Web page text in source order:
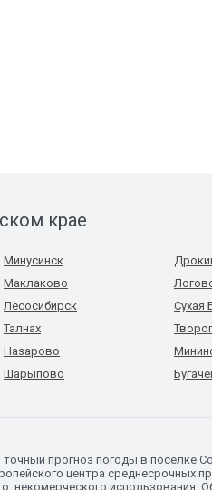
крае
Минусинск
Маклаково
Лесосибирск
Талнах
Назарово
Шарыпово
Сухая
прогноз погоды в поселке
центра среднесрочных
некомерческого использования.